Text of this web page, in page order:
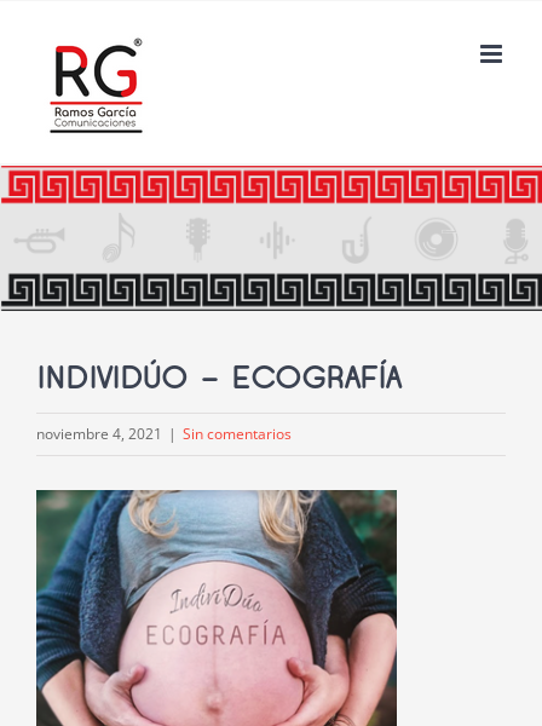
contenido
INDIVIDÚO – ECOGRAFÍA
noviembre 4, 2021 | Sin comentarios